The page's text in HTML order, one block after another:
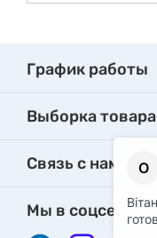
График работы
Выборка товара
Связь с нами
Мы в соцсетях